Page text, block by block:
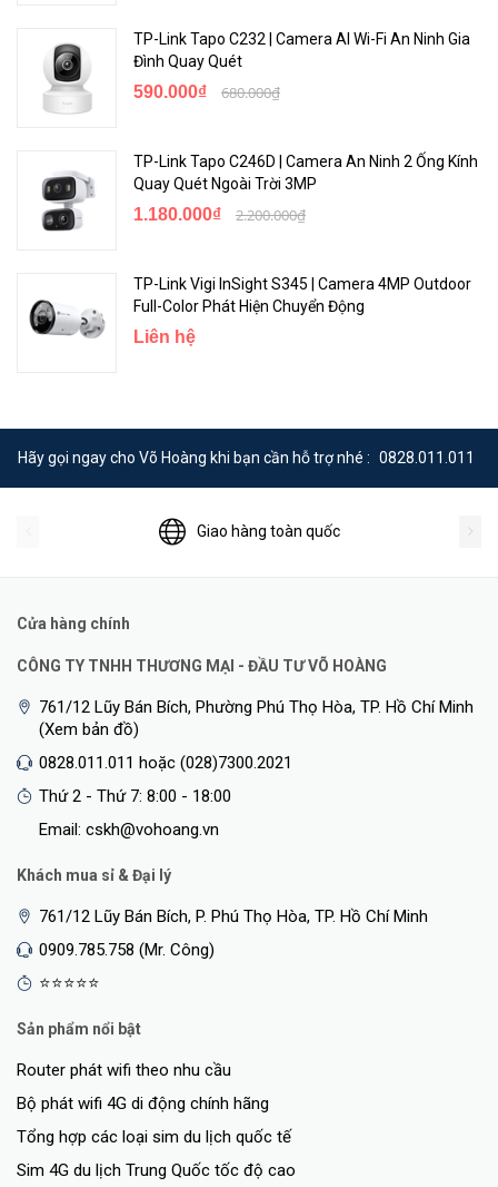
TP-Link Tapo C232 | Camera AI Wi-Fi An Ninh Gia
Đình Quay Quét
590.000₫ 680.000₫
TP-Link Tapo C246D | Camera An Ninh 2 Ống Kính
Quay Quét Ngoài Trời 3MP
1.180.000₫ 2.200.000₫
TP-Link Vigi InSight S345 | Camera 4MP Outdoor
Full-Color Phát Hiện Chuyển Động
Liên hệ
Hãy gọi ngay cho Võ Hoàng khi bạn cần hỗ trợ nhé : 0828.011.011
Giao hàng toàn quốc
Cửa hàng chính
CÔNG TY TNHH THƯƠNG MẠI - ĐẦU TƯ VÕ HOÀNG
761/12 Lũy Bán Bích, Phường Phú Thọ Hòa, TP. Hồ Chí Minh
(Xem bản đồ)
0828.011.011 hoặc (028)7300.2021
Thứ 2 - Thứ 7: 8:00 - 18:00
Email: cskh@vohoang.vn
Khách mua sỉ & Đại lý
761/12 Lũy Bán Bích, P. Phú Thọ Hòa, TP. Hồ Chí Minh
0909.785.758 (Mr. Công)
⭐⭐⭐⭐⭐
Sản phẩm nổi bật
Router phát wifi theo nhu cầu
Bộ phát wifi 4G di động chính hãng
Tổng hợp các loại sim du lịch quốc tế
Sim 4G du lịch Trung Quốc tốc độ cao